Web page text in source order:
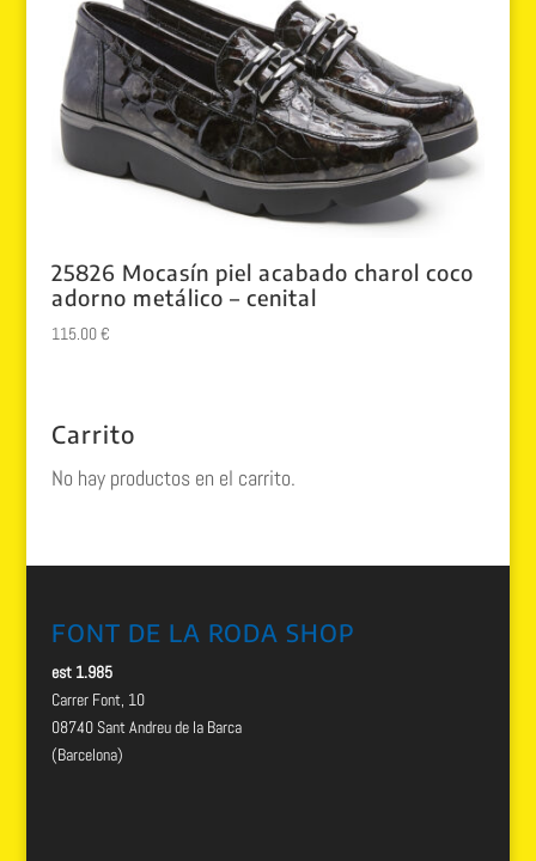
25826 Mocasín piel acabado charol coco
adorno metálico – cenital
115.00€
Carrito
No hay productos en el carrito.
FONT DE LA RODA SHOP
est 1.985
Carrer Font, 10
08740 Sant Andreu de la Barca
(Barcelona)